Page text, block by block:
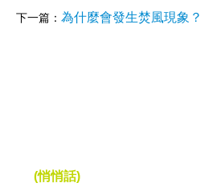
下一篇： 為什麼會發生焚風現象？
(悄悄話)